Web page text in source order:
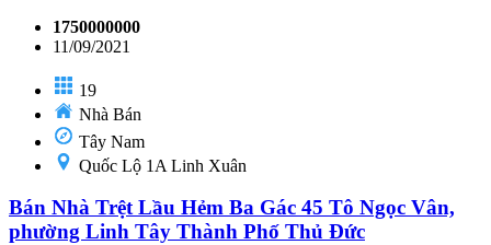
1750000000
11/09/2021
19
Nhà Bán
Tây Nam
Quốc Lộ 1A Linh Xuân
Bán Nhà Trệt Lầu Hẻm Ba Gác 45 Tô Ngọc Vân,
phường Linh Tây Thành Phố Thủ Đức